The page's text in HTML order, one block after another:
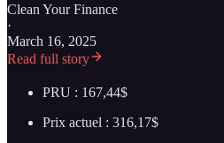
Clean Your Finance
·
March 16, 2025
Read full story
PRU : 167,44$
Prix actuel : 316,17$